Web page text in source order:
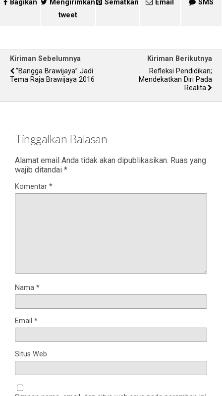
Bagikan
Mengirimkan
tweet
Sematkan Email SMS
Kiriman Sebelumnya
“Bangga Brawijaya” Jadi
Tema Raja Brawijaya 2016
Kiriman Berikutnya
Refleksi Pendidikan;
Mendekatkan Diri Pada
Realita
Tinggalkan Balasan
Alamat email Anda tidak akan dipublikasikan. Ruas yang
wajib ditandai *
Komentar *
Nama *
Email *
Situs Web